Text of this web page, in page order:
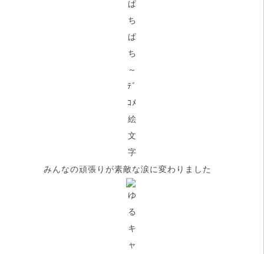
みんなの頑張りが素敵な涙に変わりました